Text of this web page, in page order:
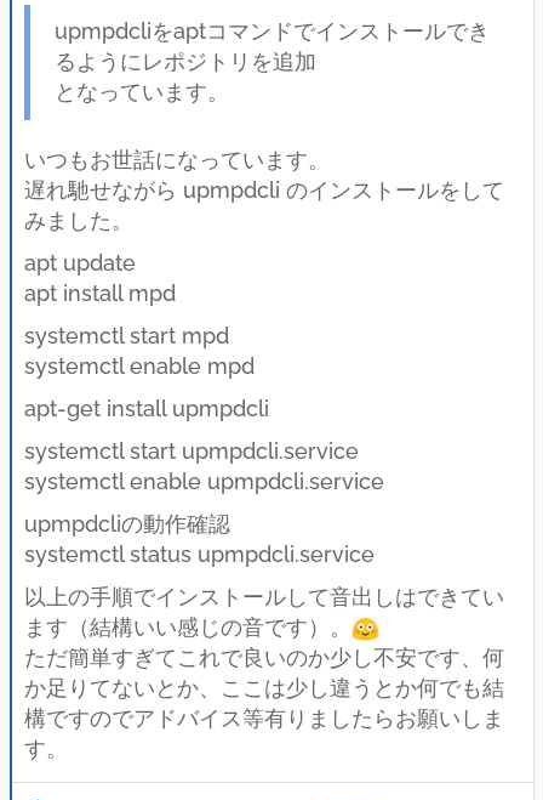
upmpdcliをaptコマンドでインストールでき
るようにレポジトリを追加
となっています。
いつもお世話になっています。
遅れ馳せながら upmpdcli のインストールをして
みました。
apt update
apt install mpd
systemctl start mpd
systemctl enable mpd
apt-get install upmpdcli
systemctl start upmpdcli.service
systemctl enable upmpdcli.service
upmpdcliの動作確認
systemctl status upmpdcli.service
以上の手順でインストールして音出しはできてい
ます（結構いい感じの音です）。
ただ簡単すぎてこれで良いのか少し不安です、何
か足りてないとか、ここは少し違うとか何でも結
構ですのでアドバイス等有りましたらお願いしま
す。